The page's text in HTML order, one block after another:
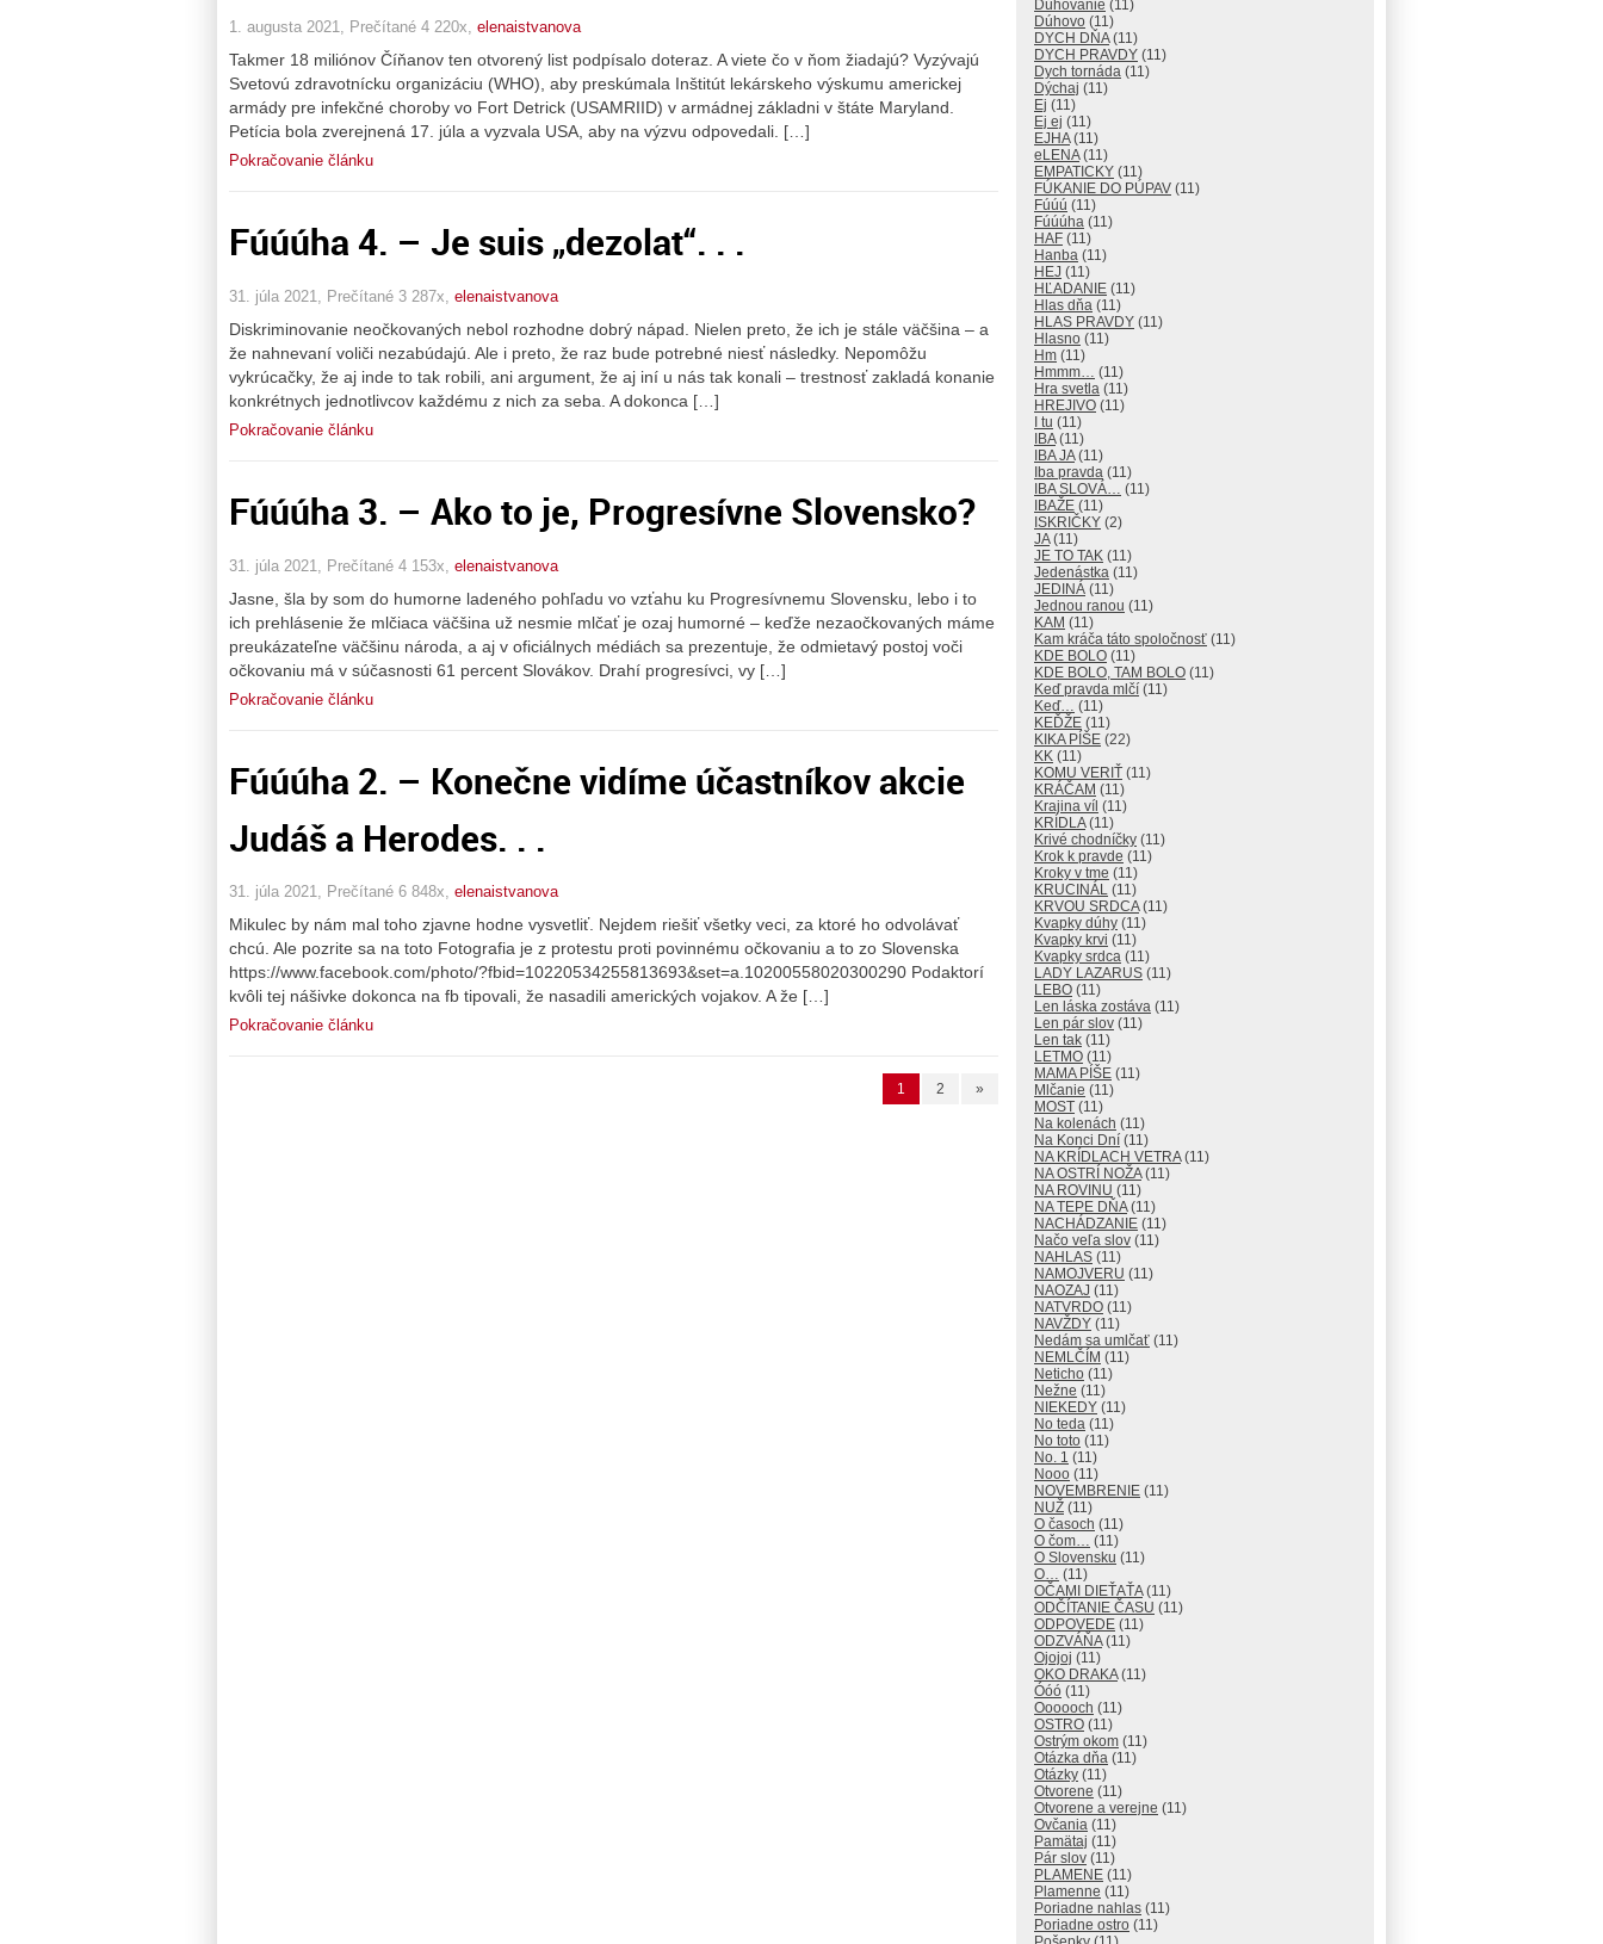
1. augusta 2021, Prečítané 4 220x, elenaistvanova
Takmer 18 miliónov Číňanov ten otvorený list podpísalo doteraz. A viete čo v ňom žiadajú? Vyzývajú
Svetovú zdravotnícku organizáciu (WHO), aby preskúmala Inštitút lekárskeho výskumu americkej
armády pre infekčné choroby vo Fort Detrick (USAMRIID) v armádnej základni v štáte Maryland.
Petícia bola zverejnená 17. júla a vyzvala USA, aby na výzvu odpovedali. […]
Pokračovanie článku
Fúúúha 4. – Je suis „dezolat“. . .
31. júla 2021, Prečítané 3 287x, elenaistvanova
Diskriminovanie neočkovaných nebol rozhodne dobrý nápad. Nielen preto, že ich je stále väčšina – a
že nahnevaní voliči nezabúdajú. Ale i preto, že raz bude potrebné niesť následky. Nepomôžu
vykrúcačky, že aj inde to tak robili, ani argument, že aj iní u nás tak konali – trestnosť zakladá konanie
konkrétnych jednotlivcov každému z nich za seba. A dokonca […]
Pokračovanie článku
Fúúúha 3. – Ako to je, Progresívne Slovensko?
31. júla 2021, Prečítané 4 153x, elenaistvanova
Jasne, šla by som do humorne ladeného pohľadu vo vzťahu ku Progresívnemu Slovensku, lebo i to
ich prehlásenie že mlčiaca väčšina už nesmie mlčať je ozaj humorné – keďže nezaočkovaných máme
preukázateľne väčšinu národa, a aj v oficiálnych médiách sa prezentuje, že odmietavý postoj voči
očkovaniu má v súčasnosti 61 percent Slovákov. Drahí progresívci, vy […]
Pokračovanie článku
Fúúúha 2. – Konečne vidíme účastníkov akcie
Judáš a Herodes. . .
31. júla 2021, Prečítané 6 848x, elenaistvanova
Mikulec by nám mal toho zjavne hodne vysvetliť. Nejdem riešiť všetky veci, za ktoré ho odvolávať
chcú. Ale pozrite sa na toto Fotografia je z protestu proti povinnému očkovaniu a to zo Slovenska
https://www.facebook.com/photo/?fbid=10220534255813693&set=a.10200558020300290 Podaktorí
kvôli tej nášivke dokonca na fb tipovali, že nasadili amerických vojakov. A že […]
Pokračovanie článku
1 2 »
Dúhovanie (11)
Dúhovo (11)
DYCH DŇA(11)
DYCH PRAVDY (11)
Dych tornáda (11)
Dýchaj (11)
Ej (11)
Ej ej (11)
EJHA(11)
eLENA(11)
EMPATICKY (11)
FÚKANIE DO PÚPAV (11)
Fúúú (11)
Fúúúha (11)
HAF (11)
Hanba (11)
HEJ (11)
HĽADANIE (11)
Hlas dňa (11)
HLAS PRAVDY (11)
Hlasno (11)
Hm (11)
Hmmm… (11)
Hra svetla (11)
HREJIVO (11)
I tu (11)
IBA(11)
IBA JA(11)
Iba pravda (11)
IBA SLOVÁ… (11)
IBAŽE (11)
ISKRIČKY (2)
JA(11)
JE TO TAK (11)
Jedenástka (11)
JEDINÁ (11)
Jednou ranou (11)
KAM (11)
Kam kráča táto spoločnosť (11)
KDE BOLO (11)
KDE BOLO, TAM BOLO (11)
Keď pravda mlčí (11)
Keď… (11)
KEĎŽE (11)
KIKA PÍŠE (22)
KK (11)
KOMU VERIŤ (11)
KRÁČAM (11)
Krajina víl (11)
KRÍDLA(11)
Krivé chodníčky (11)
Krok k pravde (11)
Kroky v tme (11)
KRUCINÁL (11)
KRVOU SRDCA(11)
Kvapky dúhy (11)
Kvapky krvi (11)
Kvapky srdca (11)
LADY LAZARUS (11)
LEBO (11)
Len láska zostáva (11)
Len pár slov (11)
Len tak (11)
LETMO (11)
MAMA PÍŠE (11)
Mlčanie (11)
MOST (11)
Na kolenách (11)
Na Konci Dní (11)
NA KRÍDLACH VETRA(11)
NA OSTRÍ NOŽA(11)
NA ROVINU (11)
NA TEPE DŇA(11)
NACHÁDZANIE (11)
Načo veľa slov (11)
NAHLAS (11)
NAMOJVERU (11)
NAOZAJ (11)
NATVRDO (11)
NAVŽDY (11)
Nedám sa umlčať (11)
NEMLČÍM (11)
Neticho (11)
Nežne (11)
NIEKEDY (11)
No teda (11)
No toto (11)
No. 1 (11)
Nooo (11)
NOVEMBRENIE (11)
NUŽ (11)
O časoch (11)
O čom… (11)
O Slovensku (11)
O… (11)
OČAMI DIEŤAŤA(11)
ODČÍTANIE ČASU (11)
ODPOVEDE (11)
ODZVÁŇA(11)
Ojojoj (11)
OKO DRAKA(11)
Óóó (11)
Oooooch (11)
OSTRO (11)
Ostrým okom (11)
Otázka dňa (11)
Otázky (11)
Otvorene (11)
Otvorene a verejne (11)
Ovčania (11)
Pamätaj (11)
Pár slov (11)
PLAMENE (11)
Plamenne (11)
Poriadne nahlas (11)
Poriadne ostro (11)